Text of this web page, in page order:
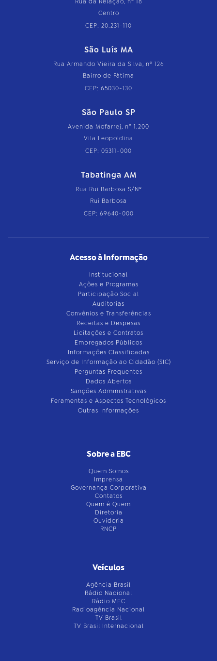
Rua da Relação, nº 18
Centro
CEP: 20.231-110
São Luís MA
Rua Armando Vieira da Silva, nº 126
Bairro de Fátima
CEP: 65030-130
São Paulo SP
Avenida Mofarrej, nº 1.200
Vila Leopoldina
CEP: 05311-000
Tabatinga AM
Rua Rui Barbosa S/Nº
Rui Barbosa
CEP: 69640-000
Acesso à Informação
Institucional
Ações e Programas
Participação Social
Auditorias
Convênios e Transferências
Receitas e Despesas
Licitações e Contratos
Empregados Públicos
Informações Classificadas
Serviço de Informação ao Cidadão (SIC)
Perguntas Frequentes
Dados Abertos
Sanções Administrativas
Feramentas e Aspectos Tecnológicos
Outras Informações
Sobre a EBC
Quem Somos
Imprensa
Governança Corporativa
Contatos
Quem é Quem
Diretoria
Ouvidoria
RNCP
Veículos
Agência Brasil
Rádio Nacional
Rádio MEC
Radioagência Nacional
TV Brasil
TV Brasil Internacional